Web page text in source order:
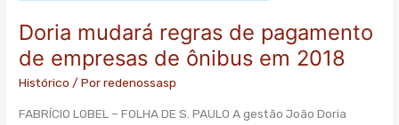
Doria mudará regras de pagamento
de empresas de ônibus em 2018
Histórico / Porredenossasp
FABRÍCIO LOBEL – FOLHA DE S. PAULO A gestão João Doria